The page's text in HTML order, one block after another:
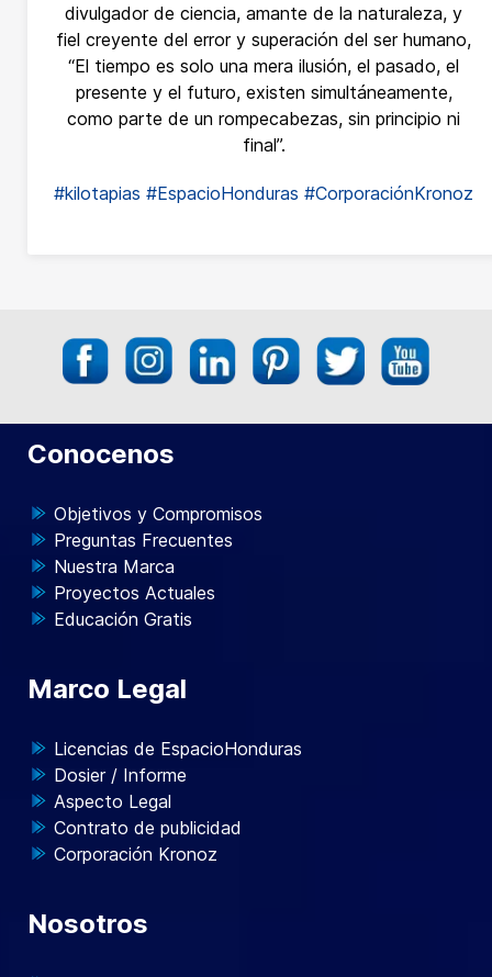
divulgador de ciencia, amante de la naturaleza, y
fiel creyente del error y superación del ser humano,
“El tiempo es solo una mera ilusión, el pasado, el
presente y el futuro, existen simultáneamente,
como parte de un rompecabezas, sin principio ni
final”.
#kilotapias #EspacioHonduras #CorporaciónKronoz
Conocenos
Objetivos y Compromisos
Preguntas Frecuentes
Nuestra Marca
Proyectos Actuales
Educación Gratis
Marco Legal
Licencias de EspacioHonduras
Dosier / Informe
Aspecto Legal
Contrato de publicidad
Corporación Kronoz
Nosotros